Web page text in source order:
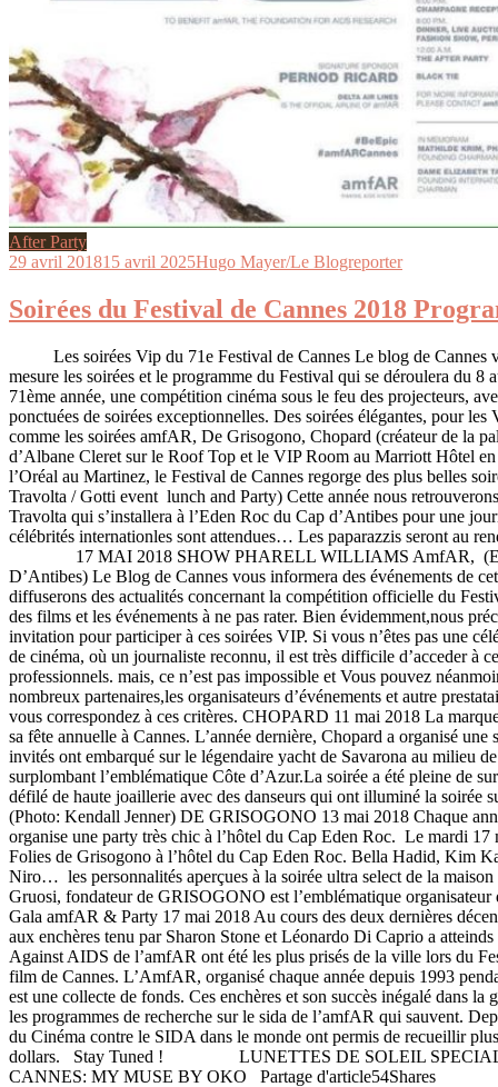
After Party
29 avril 201815 avril 2025Hugo Mayer/Le Blogreporter
Soirées du Festival de Cannes 2018
Les soirées Vip du 71e Festival de Cannes Le blog de Cannes
mesure les soirées et le programme du Festival qui se déroulera du 8
71ème année, une compétition cinéma sous le feu des projecteurs,
ponctuées de soirées exceptionnelles. Des soirées élégantes, pour
comme les soirées amfAR, De Grisogono, Chopard (créateur de la
d’Albane Cleret sur le Roof Top et le VIP Room au Marriott Hôtel en
l’Oréal au Martinez, le Festival de Cannes regorge des plus belles
Travolta / Gotti event lunch and Party) Cette année nous
Travolta qui s’installera à l’Eden Roc du Cap d’Antibes pour une
célébrités internationles sont attendues… Les paparazzis seront au
17 MAI 2018 SHOW PHARELL WILLIAMS AmfAR,
D’Antibes) Le Blog de Cannes vous informera des événements de
diffuserons des actualités concernant la compétition officielle du
des films et les événements à ne pas rater. Bien évidemment,nous
invitation pour participer à ces soirées VIP. Si vous n’êtes pas une
de cinéma, où un journaliste reconnu, il est très difficile d’acceder à
professionnels. mais, ce n’est pas impossible et Vous pouvez
nombreux partenaires,les organisateurs d’événements et autre
vous correspondez à ces critères. CHOPARD 11 mai 2018 La
sa fête annuelle à Cannes. L’année dernière, Chopard a organisé une
invités ont embarqué sur le légendaire yacht de Savarona au milieu
surplombant l’emblématique Côte d’Azur.La soirée a été pleine de
défilé de haute joaillerie avec des danseurs qui ont illuminé la soirée
(Photo: Kendall Jenner) DE GRISOGONO 13 mai 2018 Chaque
organise une party très chic à l’hôtel du Cap Eden Roc. Le mardi 17
Folies de Grisogono à l’hôtel du Cap Eden Roc. Bella Hadid, Kim
Niro… les personnalités aperçues à la soirée ultra select de la
Gruosi, fondateur de GRISOGONO est l’emblématique
Gala amfAR & Party 17 mai 2018 Au cours des deux dernières
aux enchères tenu par Sharon Stone et Léonardo Di Caprio a
Against AIDS de l’amfAR ont été les plus prisés de la ville lors du
film de Cannes. L’AmfAR, organisé chaque année depuis 1993
est une collecte de fonds. Ces enchères et son succès inégalé dans la
les programmes de recherche sur le sida de l’amfAR qui sauvent.
du Cinéma contre le SIDA dans le monde ont permis de recueillir
dollars. Stay Tuned ! LUNETTES DE SOLEIL SPECIAL
CANNES: MY MUSE BY OKO Partage d'article54Shares